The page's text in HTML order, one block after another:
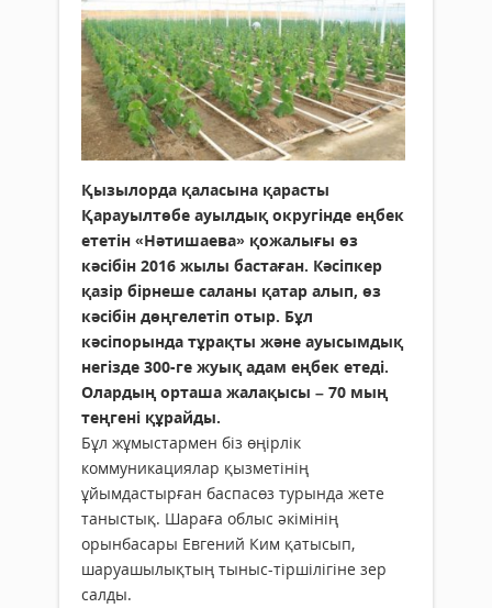
Қызылорда қаласына қарасты
Қарауылтөбе ауылдық округінде еңбек
ететін «Нәтишаева» қожалығы өз
кәсібін 2016 жылы бастаған. Кәсіпкер
қазір бірнеше саланы қатар алып, өз
кәсібін дөңгелетіп отыр. Бұл
кәсіпорында тұрақты және ауысымдық
негізде 300-ге жуық адам еңбек етеді.
Олардың орташа жалақысы – 70 мың
теңгені құрайды.
Бұл жұмыстармен біз өңірлік
коммуникациялар қызметінің
ұйымдастырған баспасөз турында жете
таныстық. Шараға облыс әкімінің
орынбасары Евгений Ким қатысып,
шаруашылықтың тыныс-тіршілігіне зер
салды.